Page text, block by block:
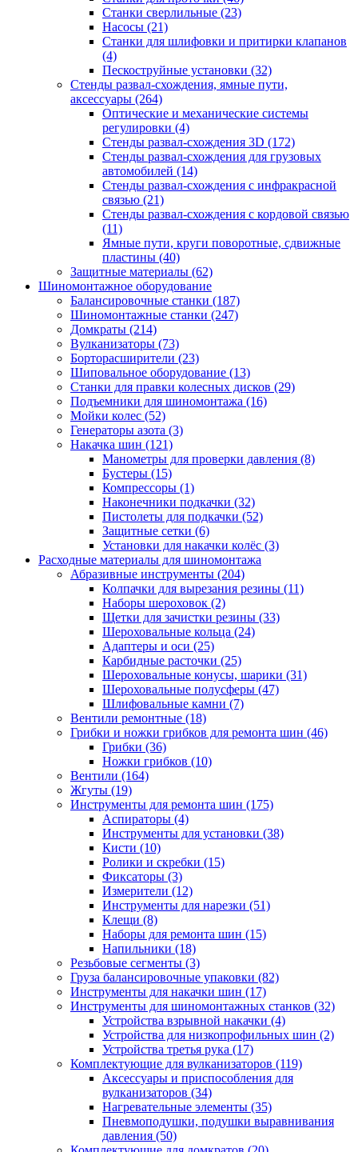
Станки сверлильные (23)
Насосы (21)
Станки для шлифовки и притирки клапанов
(4)
Пескоструйные установки (32)
Стенды развал-схождения, ямные пути,
аксессуары (264)
Оптические и механические системы
регулировки (4)
Стенды развал-схождения 3D (172)
Стенды развал-схождения для грузовых
автомобилей (14)
Стенды развал-схождения с инфракрасной
связью (21)
Стенды развал-схождения с кордовой связью
(11)
Ямные пути, круги поворотные, сдвижные
пластины (40)
Защитные материалы (62)
Шиномонтажное оборудование
Балансировочные станки (187)
Шиномонтажные станки (247)
Домкраты (214)
Вулканизаторы (73)
Борторасширители (23)
Шиповальное оборудование (13)
Станки для правки колесных дисков (29)
Подъемники для шиномонтажа (16)
Мойки колес (52)
Генераторы азота (3)
Накачка шин (121)
Манометры для проверки давления (8)
Бустеры (15)
Компрессоры (1)
Наконечники подкачки (32)
Пистолеты для подкачки (52)
Защитные сетки (6)
Установки для накачки колёс (3)
Расходные материалы для шиномонтажа
Абразивные инструменты (204)
Колпачки для вырезания резины (11)
Наборы шероховок (2)
Щетки для зачистки резины (33)
Шероховальные кольца (24)
Адаптеры и оси (25)
Карбидные расточки (25)
Шероховальные конусы, шарики (31)
Шероховальные полусферы (47)
Шлифовальные камни (7)
Вентили ремонтные (18)
Грибки и ножки грибков для ремонта шин (46)
Грибки (36)
Ножки грибков (10)
Вентили (164)
Жгуты (19)
Инструменты для ремонта шин (175)
Аспираторы (4)
Инструменты для установки (38)
Кисти (10)
Ролики и скребки (15)
Фиксаторы (3)
Измерители (12)
Инструменты для нарезки (51)
Клещи (8)
Наборы для ремонта шин (15)
Напильники (18)
Резьбовые сегменты (3)
Груза балансировочные упаковки (82)
Инструменты для накачки шин (17)
Инструменты для шиномонтажных станков (32)
Устройства взрывной накачки (4)
Устройства для низкопрофильных шин (2)
Устройства третья рука (17)
Комплектующие для вулканизаторов (119)
Аксессуары и приспособления для
вулканизаторов (34)
Нагревательные элементы (35)
Пневмоподушки, подушки выравнивания
давления (50)